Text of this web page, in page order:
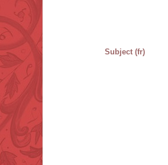
Subject (fr)